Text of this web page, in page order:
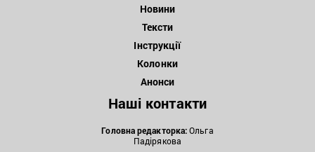
Новини
Тексти
Інструкції
Колонки
Анонси
Наші контакти
Головна редакторка:Ольга
Падірякова